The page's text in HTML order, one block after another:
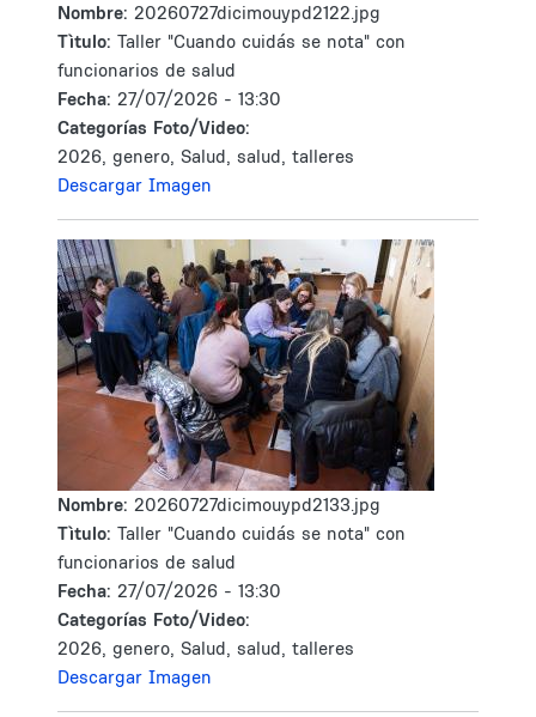
Nombre: 20260727dicimouypd2122.jpg
Tìtulo: Taller "Cuando cuidás se nota" con
funcionarios de salud
Fecha: 27/07/2026 - 13:30
Categorías Foto/Video:
2026, genero, Salud, salud, talleres
Descargar Imagen
Nombre: 20260727dicimouypd2133.jpg
Tìtulo: Taller "Cuando cuidás se nota" con
funcionarios de salud
Fecha: 27/07/2026 - 13:30
Categorías Foto/Video:
2026, genero, Salud, salud, talleres
Descargar Imagen